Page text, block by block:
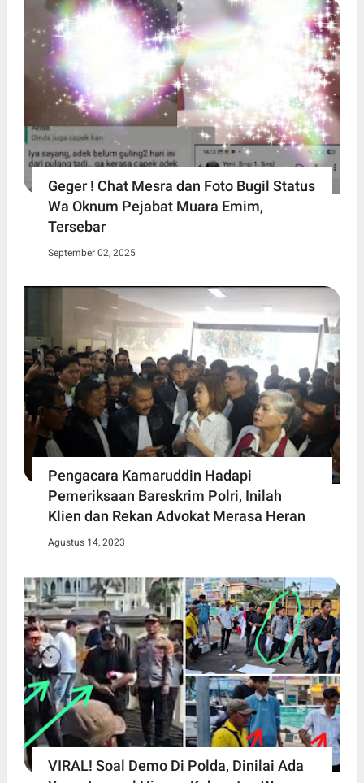
Geger ! Chat Mesra dan Foto Bugil Status
Wa Oknum Pejabat Muara Emim,
Tersebar
September 02, 2025
Pengacara Kamaruddin Hadapi
Pemeriksaan Bareskrim Polri, Inilah
Klien dan Rekan Advokat Merasa Heran
Agustus 14, 2023
VIRAL! Soal Demo Di Polda, Dinilai Ada